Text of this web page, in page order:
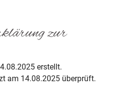
zur
erstellt.
am 14.08.2025 überprüft.